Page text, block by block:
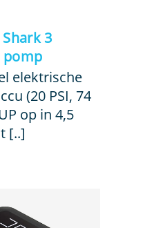
3
pomp
elektrische
(20 PSI, 74
op in 4,5
[..]